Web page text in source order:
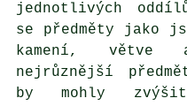
jednotlivých
se předměty jako
kamení, větve
nejrůznější
by mohly